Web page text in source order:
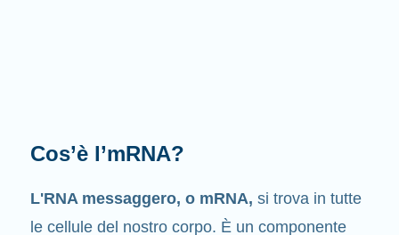
Cosa fa l'mRNA?
Come suggerisce il nome stesso, l’mRNA è un
messaggero. Interagisce con altri componenti